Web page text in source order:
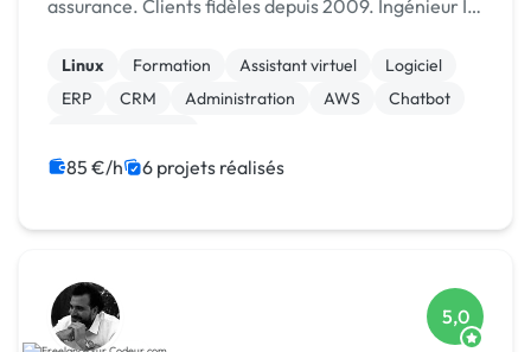
assurance. Clients fidèles depuis 2009. Ingénieur IA
Linux Formation Assistant virtuel
Logiciel
ERP
CRM Administration AWS
Chatbot
85 €/h 6 projets réalisés
5,0